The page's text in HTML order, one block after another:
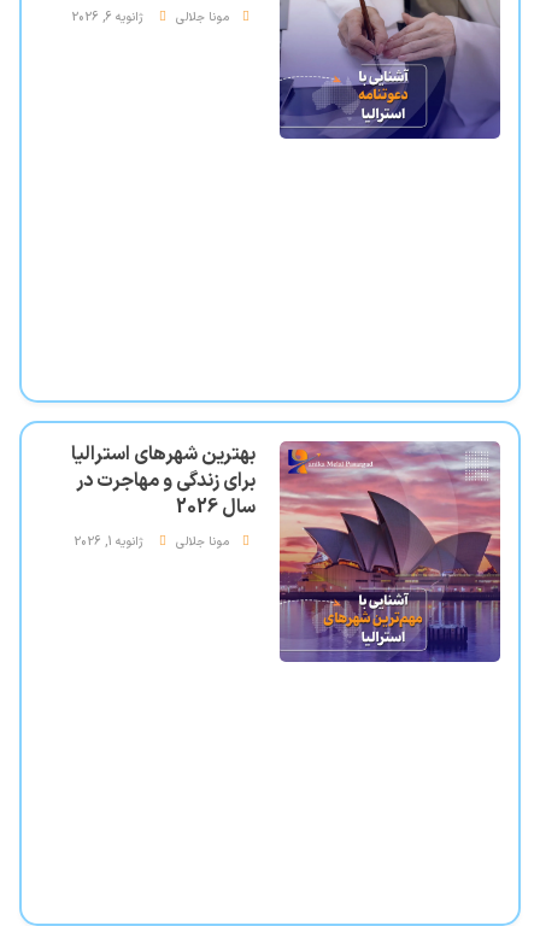
مونا جلالی ژانویه 6, 2026
بهترین شهرهای استرالیا
برای زندگی و مهاجرت در
سال 2026
مونا جلالی ژانویه 1, 2026